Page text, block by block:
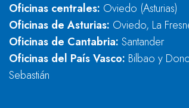
Oficinas centrales: Oviedo (Asturias)
Oficinas de Asturias: Oviedo, La
Oficinas de Cantabria: Santander
Oficinas del País Vasco: Bilbao y
Sebastián